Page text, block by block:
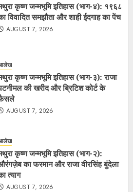
कृष्ण जन्मभूमि इतिहास (भाग-४): १९६८
विवादित समझौता और शाही ईदगाह का पेंच
AUGUST 7, 2026
कृष्ण जन्मभूमि इतिहास (भाग-३): राजा
की खरीद और ब्रिटिश कोर्ट के
AUGUST 7, 2026
कृष्ण जन्मभूमि इतिहास (भाग-२):
का फरमान और राजा वीरसिंह बुंदेला
त्याग
AUGUST 7, 2026